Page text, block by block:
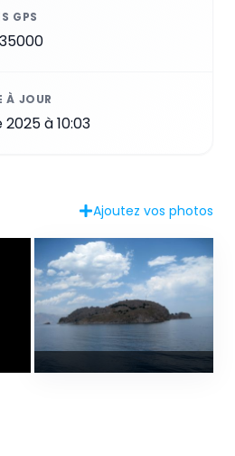
GPS
À JOUR
à 10:03
Ajoutez vos photos